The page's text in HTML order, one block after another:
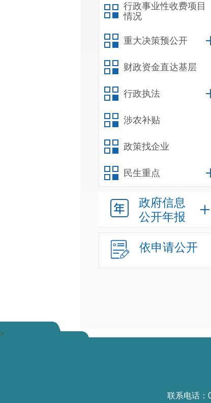
行政事业性收费项目
情况
重大决策预公开
财政资金直达基层
行政执法
涉农补贴
政策找企业
民生重点
政府信息
公开年报
依申请公开
>
联系电话：